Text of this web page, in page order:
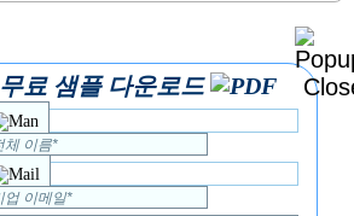
무료 샘플 다운로드